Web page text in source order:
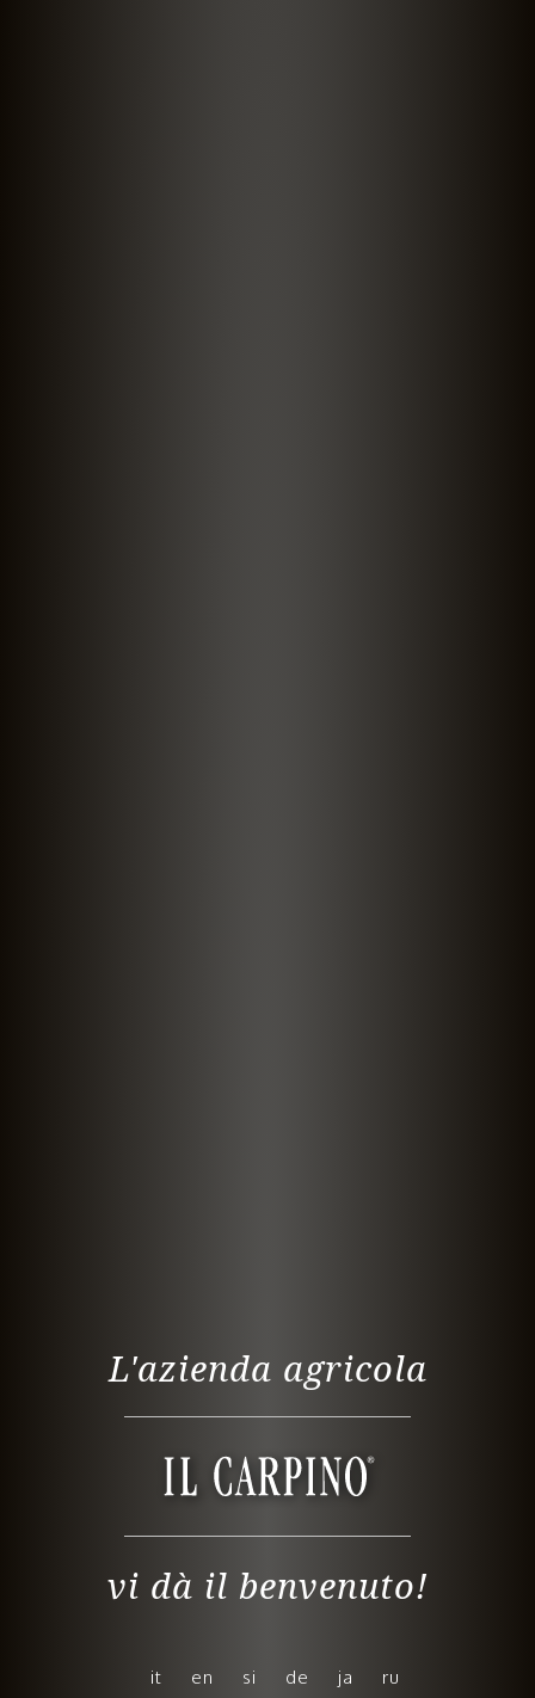
L'azienda agricola
vi dà il benvenuto!
it en si de ja ru